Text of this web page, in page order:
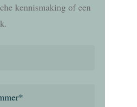
kennismaking of een